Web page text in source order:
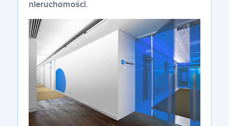
nieruchomości.